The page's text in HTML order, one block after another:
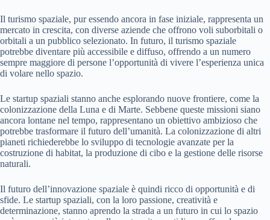
Il turismo spaziale, pur essendo ancora in fase iniziale, rappresenta un
mercato in crescita, con diverse aziende che offrono voli suborbitali o
orbitali a un pubblico selezionato. In futuro, il turismo spaziale
potrebbe diventare più accessibile e diffuso, offrendo a un numero
sempre maggiore di persone l’opportunità di vivere l’esperienza unica
di volare nello spazio.
Le startup spaziali stanno anche esplorando nuove frontiere, come la
colonizzazione della Luna e di Marte. Sebbene queste missioni siano
ancora lontane nel tempo, rappresentano un obiettivo ambizioso che
potrebbe trasformare il futuro dell’umanità. La colonizzazione di altri
pianeti richiederebbe lo sviluppo di tecnologie avanzate per la
costruzione di habitat, la produzione di cibo e la gestione delle risorse
naturali.
Il futuro dell’innovazione spaziale è quindi ricco di opportunità e di
sfide. Le startup spaziali, con la loro passione, creatività e
determinazione, stanno aprendo la strada a un futuro in cui lo spazio